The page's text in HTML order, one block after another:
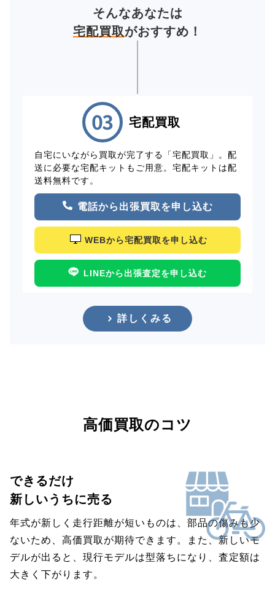
そんなあなたは
宅配買取がおすすめ！
宅配買取
自宅にいながら買取が完了する「宅配買取」。配
送に必要な宅配キットもご用意。宅配キットは配
送料無料です。
電話から出張買取を申し込む
WEBから宅配買取を申し込む
LINEから出張査定を申し込む
詳しくみる
高価買取のコツ
できるだけ
新しいうちに売る
年式が新しく走行距離が短いものは、部品の傷みも少
ないため、高価買取が期待できます。また、新しいモ
デルが出ると、現行モデルは型落ちになり、査定額は
大きく下がります。